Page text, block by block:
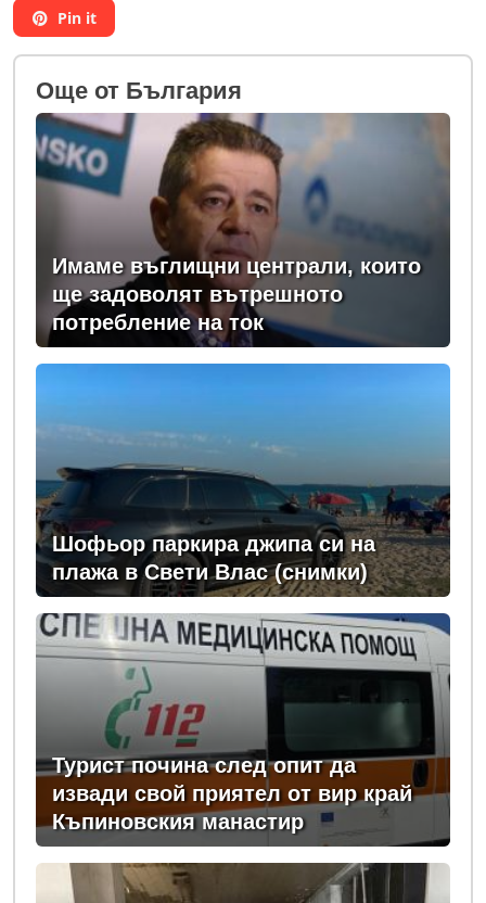
Pin it
Oще от България
Имаме въглищни централи, които
ще задоволят вътрешното
потребление на ток
Шофьор паркира джипа си на
плажа в Свети Влас (снимки)
Турист почина след опит да
извади свой приятел от вир край
Къпиновския манастир